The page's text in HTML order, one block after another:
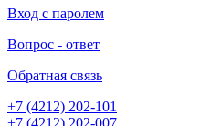
Вход с паролем
Вопрос - ответ
Обратная связь
+7 (4212) 202-101
+7 (4212) 202-007